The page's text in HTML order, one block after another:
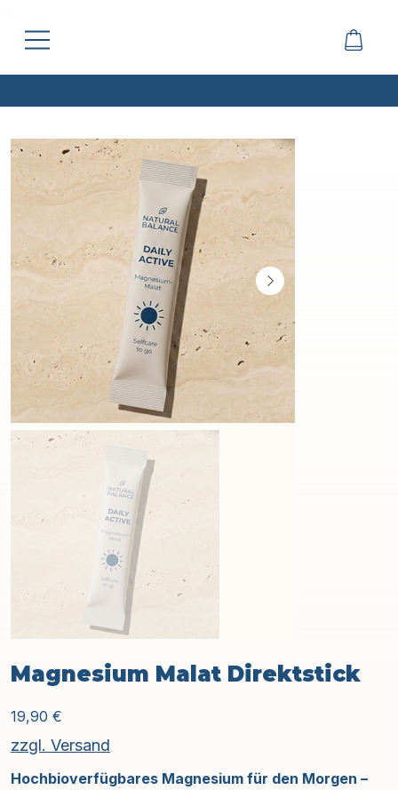
Magnesium Malat Direktstick
Preis
19,90 €
zzgl. Versand
Hochbioverfügbares Magnesium für den Morgen –